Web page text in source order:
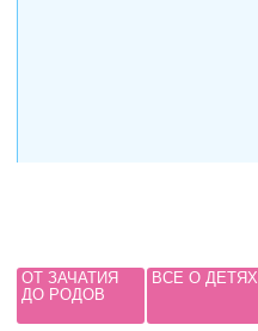
ОТ ЗАЧАТИЯ
ДО РОДОВ
ВСЕ О ДЕТЯХ